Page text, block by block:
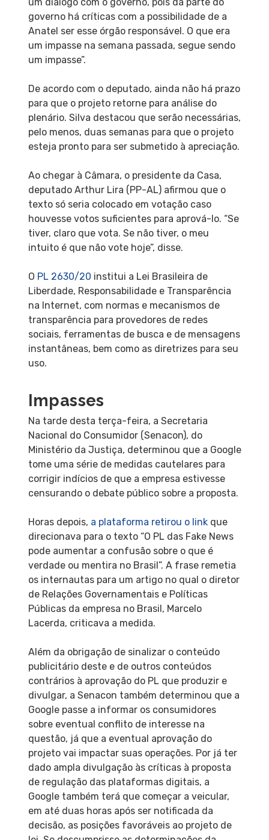
um diálogo com o governo, pois da parte do
governo há críticas com a possibilidade de a
Anatel ser esse órgão responsável. O que era
um impasse na semana passada, segue sendo
um impasse”.
De acordo com o deputado, ainda não há prazo
para que o projeto retorne para análise do
plenário. Silva destacou que serão necessárias,
pelo menos, duas semanas para que o projeto
esteja pronto para ser submetido à apreciação.
Ao chegar à Câmara, o presidente da Casa,
deputado Arthur Lira (PP-AL) afirmou que o
texto só seria colocado em votação caso
houvesse votos suficientes para aprová-lo. “Se
tiver, claro que vota. Se não tiver, o meu
intuito é que não vote hoje”, disse.
O PL 2630/20 institui a Lei Brasileira de
Liberdade, Responsabilidade e Transparência
na Internet, com normas e mecanismos de
transparência para provedores de redes
sociais, ferramentas de busca e de mensagens
instantâneas, bem como as diretrizes para seu
uso.
Impasses
Na tarde desta terça-feira, a Secretaria
Nacional do Consumidor (Senacon), do
Ministério da Justiça, determinou que a Google
tome uma série de medidas cautelares para
corrigir indícios de que a empresa estivesse
censurando o debate público sobre a proposta.
Horas depois, a plataforma retirou o linkque
direcionava para o texto “O PL das Fake News
pode aumentar a confusão sobre o que é
verdade ou mentira no Brasil”. A frase remetia
os internautas para um artigo no qual o diretor
de Relações Governamentais e Políticas
Públicas da empresa no Brasil, Marcelo
Lacerda, criticava a medida.
Além da obrigação de sinalizar o conteúdo
publicitário deste e de outros conteúdos
contrários à aprovação do PL que produzir e
divulgar, a Senacon também determinou que a
Google passe a informar os consumidores
sobre eventual conflito de interesse na
questão, já que a eventual aprovação do
projeto vai impactar suas operações. Por já ter
dado ampla divulgação às críticas à proposta
de regulação das plataformas digitais, a
Google também terá que começar a veicular,
em até duas horas após ser notificada da
decisão, as posições favoráveis ao projeto de